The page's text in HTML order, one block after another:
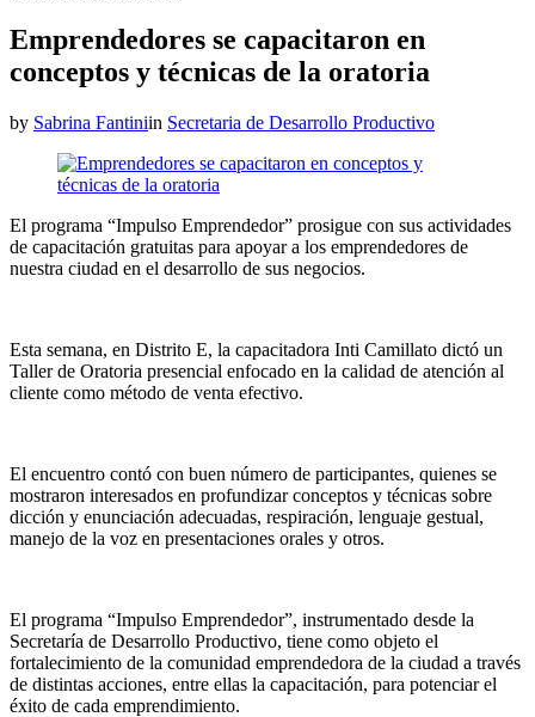
Emprendedores se capacitaron en
conceptos y técnicas de la oratoria
by Sabrina Fantiniin Secretaria de Desarrollo Productivo
El programa “Impulso Emprendedor” prosigue con sus actividades
de capacitación gratuitas para apoyar a los emprendedores de
nuestra ciudad en el desarrollo de sus negocios.
Esta semana, en Distrito E, la capacitadora Inti Camillato dictó un
Taller de Oratoria presencial enfocado en la calidad de atención al
cliente como método de venta efectivo.
El encuentro contó con buen número de participantes, quienes se
mostraron interesados en profundizar conceptos y técnicas sobre
dicción y enunciación adecuadas, respiración, lenguaje gestual,
manejo de la voz en presentaciones orales y otros.
El programa “Impulso Emprendedor”, instrumentado desde la
Secretaría de Desarrollo Productivo, tiene como objeto el
fortalecimiento de la comunidad emprendedora de la ciudad a través
de distintas acciones, entre ellas la capacitación, para potenciar el
éxito de cada emprendimiento.